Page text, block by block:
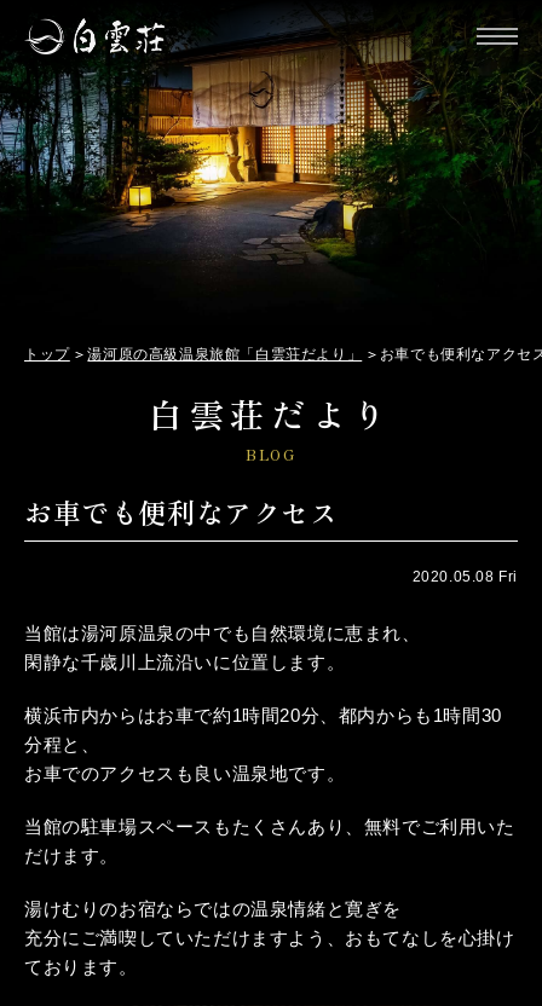
トップ 湯河原の高級温泉旅館「白雲荘だより」 お車でも便利なアクセ
白雲荘だより
BLOG
お車でも便利なアクセス
2020.05.08 Fri
当館は湯河原温泉の中でも自然環境に恵まれ、
閑静な千歳川上流沿いに位置します。
横浜市内からはお車で約1時間20分、都内からも1時間30
分程と、
お車でのアクセスも良い温泉地です。
当館の駐車場スペースもたくさんあり、無料でご利用いた
だけます。
湯けむりのお宿ならではの温泉情緒と寛ぎを
充分にご満喫していただけますよう、おもてなしを心掛け
ております。